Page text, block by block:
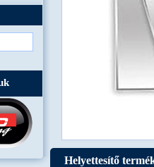
Helyettesítő